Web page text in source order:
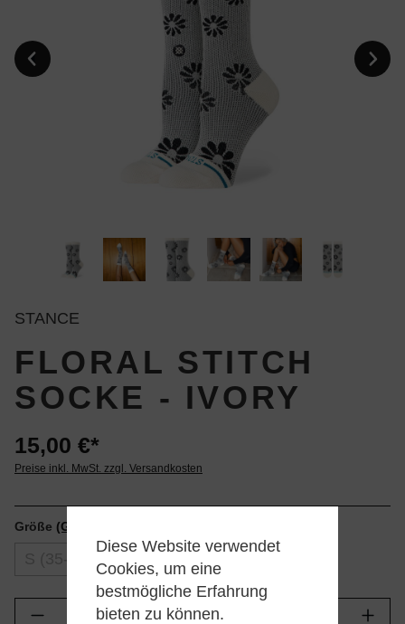
STANCE
FLORAL STITCH
SOCKE - IVORY
15,00 €*
Preise inkl. MwSt. zzgl. Versandkosten
Größe (Größentabellen)
M (38-42)
Produkt Anzahl: Gib den gewünschten
Diese Website verwendet
Cookies, um eine
bestmögliche Erfahrung
bieten zu können.